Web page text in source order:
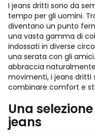
I jeans dritti sono da
tempo per gli uomini.
diventano un punto
una vasta gamma di
indossati in diverse
una serata con gli
abbraccia
movimenti, i jeans
combinare comfort e
Una
jeans